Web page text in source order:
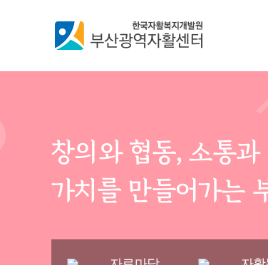
창의와 협동, 소통과
가치를 만들어가는